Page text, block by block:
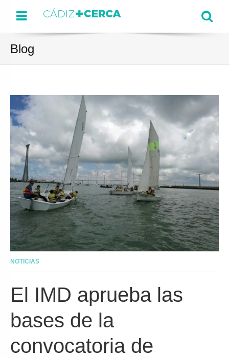
Menu
Blog
NOTICIAS
El IMD aprueba las
bases de la
convocatoria de